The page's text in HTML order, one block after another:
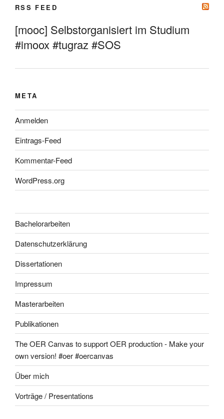
RSS FEED
[mooc] Selbstorganisiert im Studium
#imoox #tugraz #SOS
META
Anmelden
Eintrags-Feed
Kommentar-Feed
WordPress.org
Bachelorarbeiten
Datenschutzerklärung
Dissertationen
Impressum
Masterarbeiten
Publikationen
The OER Canvas to support OER production - Make your
own version! #oer #oercanvas
Über mich
Vorträge / Presentations